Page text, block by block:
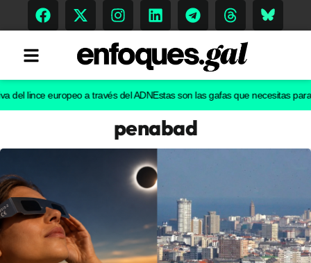
Gastronomía
Escenarios
europeo a través del ADNEstas son las gafas que necesitas para ver
penabad